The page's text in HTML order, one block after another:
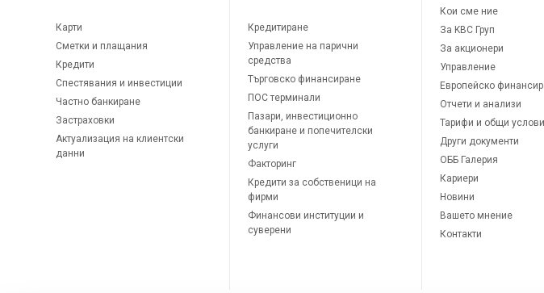
Карти
Сметки и плащания
Кредити
Спестявания и инвестиции
Частно банкиране
Застраховки
Актуализация на клиентски
данни
Кредитиране
Управление на парични
средства
Търговско финансиране
ПОС терминали
Пазари, инвестиционно
банкиране и попечителски
услуги
Факторинг
Кредити за собственици на
фирми
Финансови институции и
суверени
Кои сме ние
За KBC Груп
За акционери
Управление
Европейско
Отчети и анализи
Тарифи и общи
Други документи
ОББ Галерия
Кариери
Новини
Вашето мнение
Контакти